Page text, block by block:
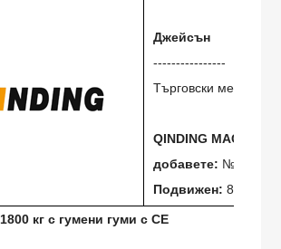
Джейсън
----------------
Търговски мениджър
QINDING
добавете: № 100,
Подвижен: 86-156
кг с гумени гуми с CE